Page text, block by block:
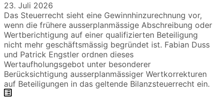
23. Juli 2026
Das Steuerrecht sieht eine Gewinnhinzurechnung vor,
wenn die frühere ausserplanmässige Abschreibung oder
Wertberichtigung auf einer qualifizierten Beteiligung
nicht mehr geschäftsmässig begründet ist. Fabian Duss
und Patrick Engstler ordnen dieses
Wertaufholungsgebot unter besonderer
Berücksichtigung ausserplanmässiger Wertkorrekturen
auf Beteiligungen in das geltende Bilanzsteuerrecht ein.